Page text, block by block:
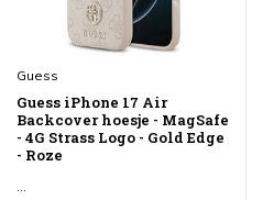
Guess
Guess iPhone 17 Air
Backcover hoesje - MagSafe
- 4G Strass Logo - Gold Edge
- Roze
...